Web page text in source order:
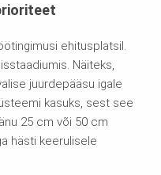
ehitusplatsil.
Näiteks,
juurdepääsu igale
kasuks, sest see
25 cm või 50 cm
hästi keerulisele